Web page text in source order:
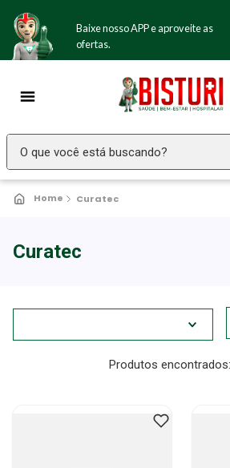
Baixe nosso APP e aproveite as
ofertas.
O que você está buscando?
Curatec
Curatec
2º Fralda Geriatrica